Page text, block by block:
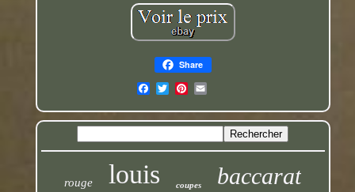
Share
rouge louis coupes baccarat